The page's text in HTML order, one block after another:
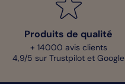
Produits de qualité
+ 14000 avis clients
4,9/5 sur Trustpilot et Google